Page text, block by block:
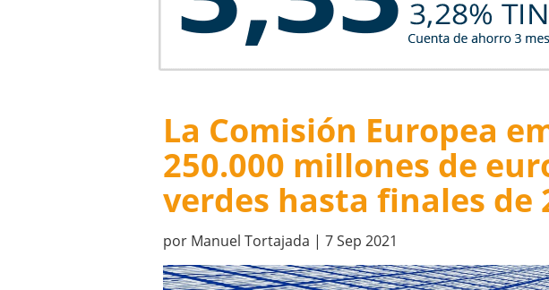
La Comisión Europea
250.000 millones de
verdes hasta finales de
por Manuel Tortajada | 7 Sep 2021